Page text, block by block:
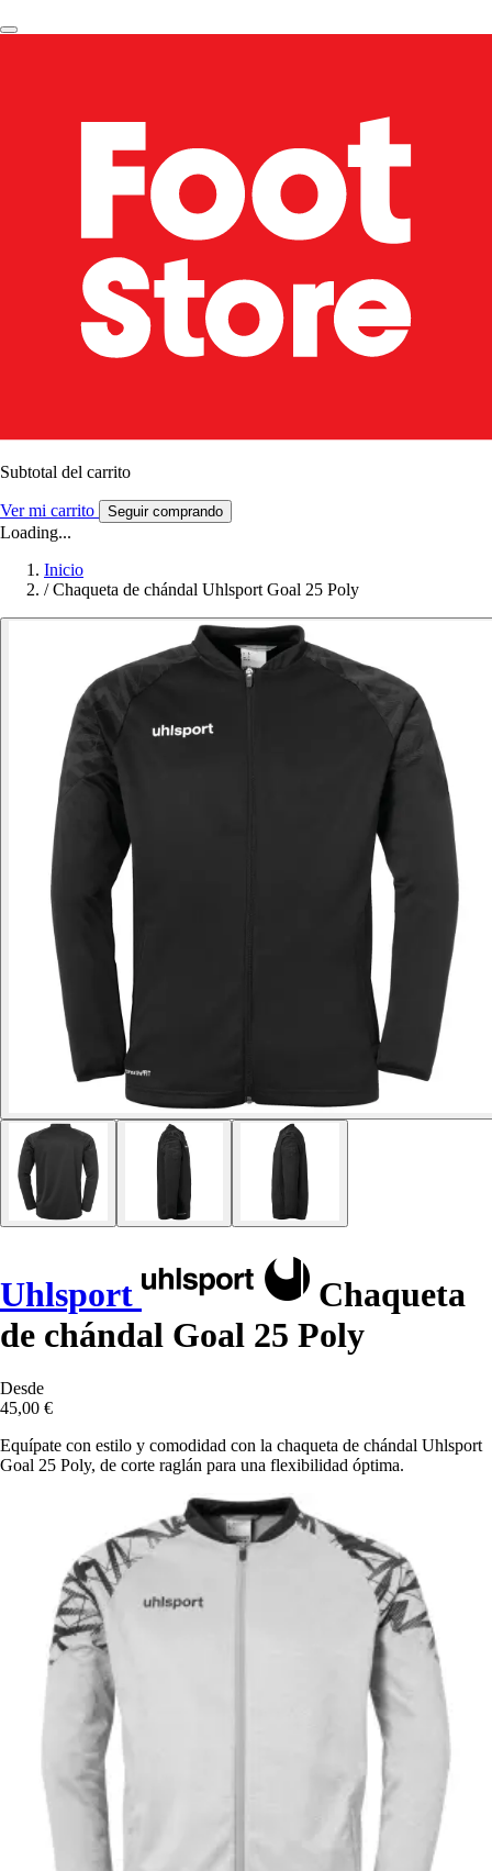
Subtotal del carrito
Ver mi carrito Seguir comprando
Loading...
Inicio
/ Chaqueta de chándal Uhlsport Goal 25 Poly
Uhlsport
Chaqueta
de chándal Goal 25 Poly
Desde
45,00 €
Equípate con estilo y comodidad con la chaqueta de chándal Uhlsport
Goal 25 Poly, de corte raglán para una flexibilidad óptima.